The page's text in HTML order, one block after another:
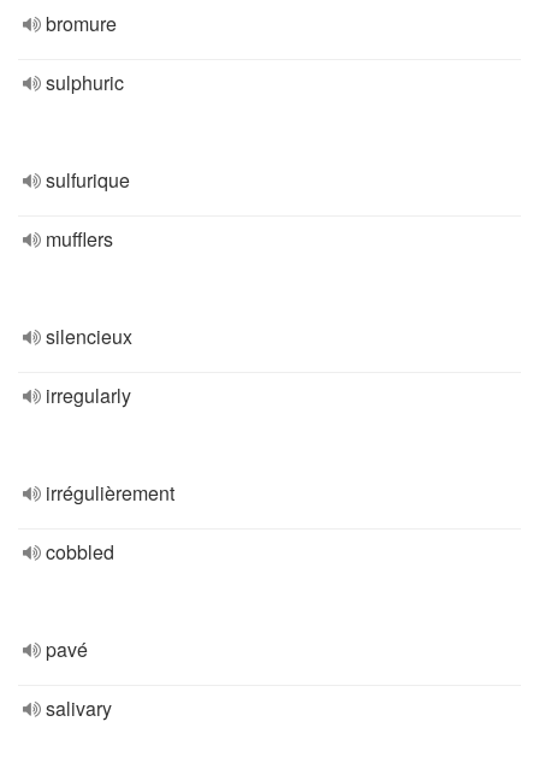
bromure
sulphuric
sulfurique
mufflers
silencieux
irregularly
irrégulièrement
cobbled
pavé
salivary